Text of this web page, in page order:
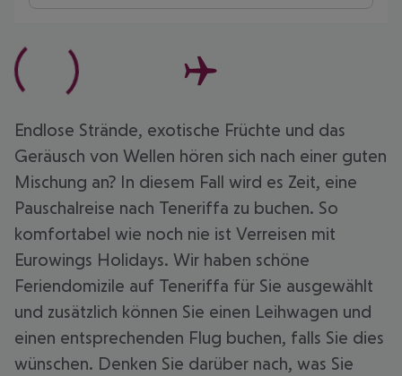
Endlose Strände, exotische Früchte und das
Geräusch von Wellen hören sich nach einer guten
Mischung an? In diesem Fall wird es Zeit, eine
Pauschalreise nach Teneriffa zu buchen. So
komfortabel wie noch nie ist Verreisen mit
Eurowings Holidays. Wir haben schöne
Feriendomizile auf Teneriffa für Sie ausgewählt
und zusätzlich können Sie einen Leihwagen und
einen entsprechenden Flug buchen, falls Sie dies
wünschen. Denken Sie darüber nach, was Sie